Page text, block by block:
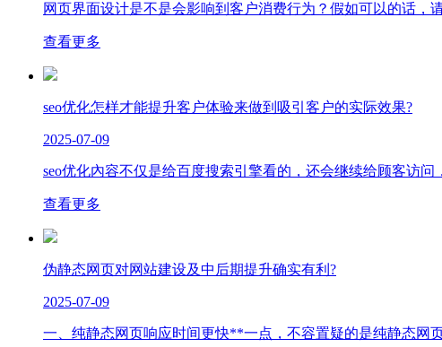
网页界面设计是不是会影响到客户消费行为？假如可以的话，
查看更多
seo优化怎样才能提升客户体验来做到吸引客户的实际效果?
2025-07-09
seo优化內容不仅是给百度搜索引擎看的，还会继续给顾客访问
查看更多
伪静态网页对网站建设及中后期提升确实有利?
2025-07-09
一、纯静态网页响应时间更快**一点，不容置疑的是纯静态网